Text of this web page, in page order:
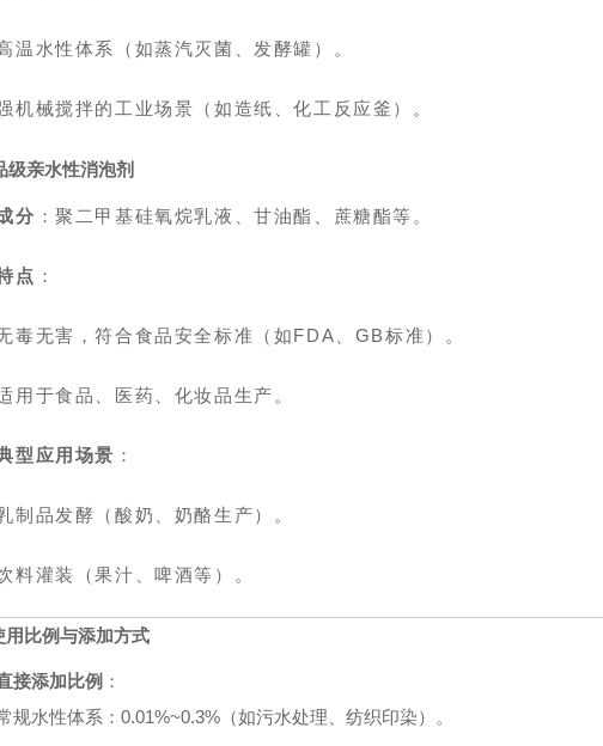
温水性体系（如蒸汽灭菌、发酵罐）。
机械搅拌的工业场景（如造纸、化工反应釜）。
级亲水性消泡剂
分 ：聚二甲基硅氧烷乳液、甘油酯、蔗糖酯等。
点 ：
毒无害，符合食品安全标准（如FDA、GB标准）。
用于食品、医药、化妆品生产。
型应用场景 ：
制品发酵（酸奶、奶酪生产）。
料灌装（果汁、啤酒等）。
用比例与添加方式
接添加比例 ：
规水性体系：0.01%~0.3%（如污水处理、纺织印染）。